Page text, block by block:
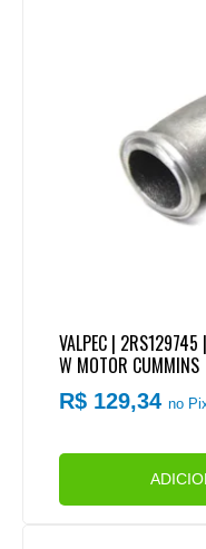
VALPEC | 2RS129745
W MOTOR CUMMINS
R$ 129,34no